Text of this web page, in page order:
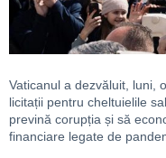
Vaticanul a dezvăluit, luni,
licitații pentru cheltuielile
prevină corupția și să
financiare legate de